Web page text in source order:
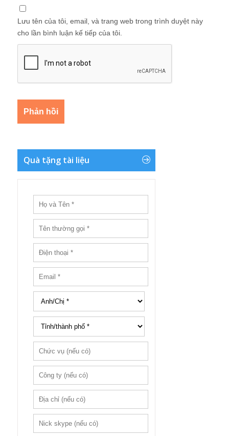
Lưu tên của tôi, email, và trang web trong trình duyệt này
cho lần bình luận kế tiếp của tôi.
Quà tặng tài liệu